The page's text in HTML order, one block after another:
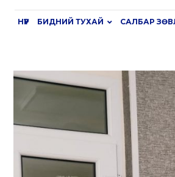
НҮҮР БИДНИЙ ТУХАЙ САЛБАР